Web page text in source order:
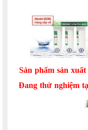
Sản phẩm sản
Đang thử nghiệm